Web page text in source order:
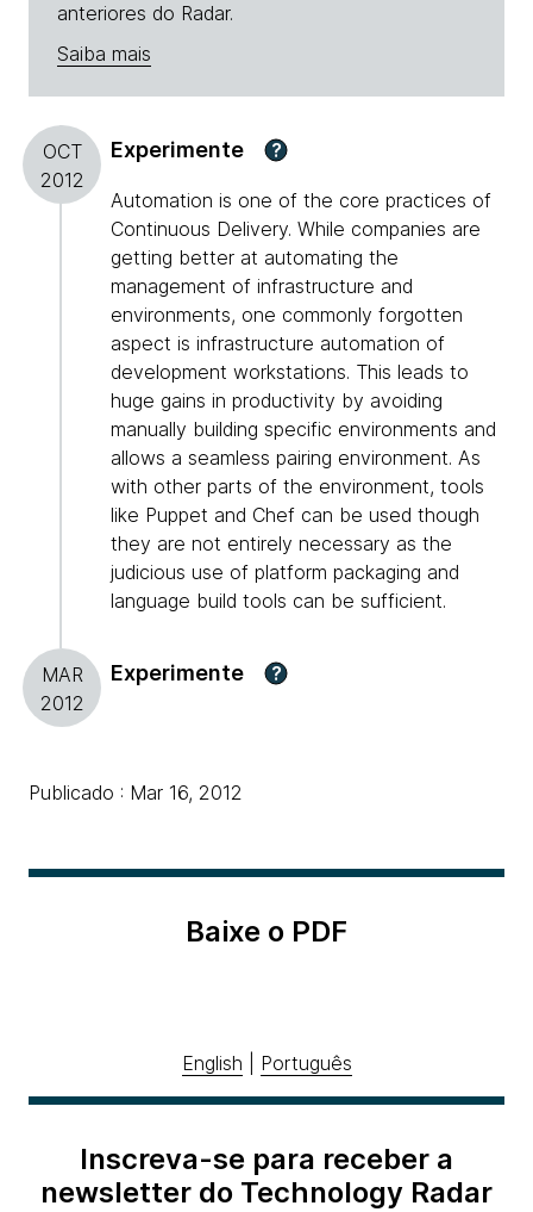
anteriores do Radar.
Saiba mais
OCT
2012
Experimente ?
Automation is one of the core practices of
Continuous Delivery. While companies are
getting better at automating the
management of infrastructure and
environments, one commonly forgotten
aspect is infrastructure automation of
development workstations. This leads to
huge gains in productivity by avoiding
manually building specific environments and
allows a seamless pairing environment. As
with other parts of the environment, tools
like Puppet and Chef can be used though
they are not entirely necessary as the
judicious use of platform packaging and
language build tools can be sufficient.
MAR
2012
Experimente ?
Publicado : Mar 16, 2012
Baixe o PDF
English Português
Inscreva-se para receber a
newsletter do Technology Radar